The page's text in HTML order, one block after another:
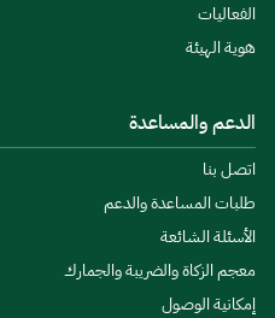
الفعاليات
هوية الهيئة
الدعم والمساعدة
اتصل بنا
طلبات المساعدة والدعم
الأسئلة الشائعة
معجم الزكاة والضريبة والجمارك
إمكانية الوصول